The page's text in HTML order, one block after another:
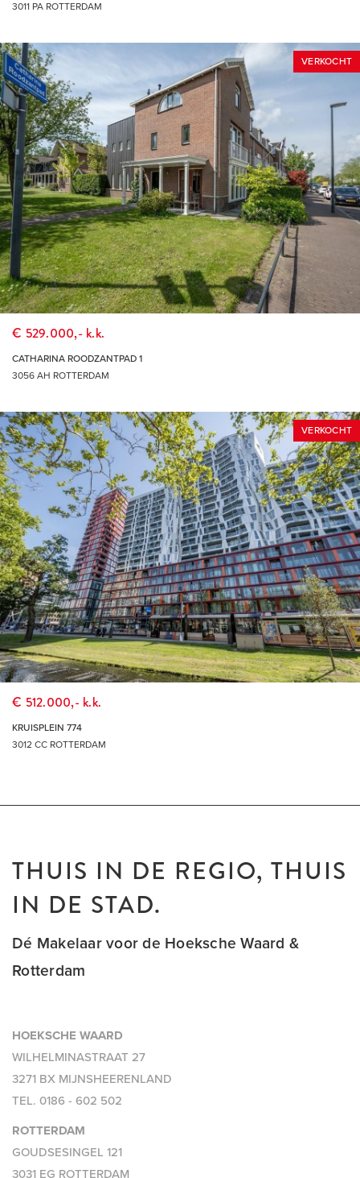
3011 PA ROTTERDAM
VERKOCHT
€ 529.000,- k.k.
CATHARINA ROODZANTPAD 1
3056 AH ROTTERDAM
VERKOCHT
€ 512.000,- k.k.
KRUISPLEIN 774
3012 CC ROTTERDAM
THUIS IN DE REGIO, THUIS
IN DE STAD.
Dé Makelaar voor de Hoeksche Waard &
Rotterdam
HOEKSCHE WAARD
WILHELMINASTRAAT 27
3271 BX MIJNSHEERENLAND
TEL. 0186 - 602 502
ROTTERDAM
GOUDSESINGEL 121
3031 EG ROTTERDAM